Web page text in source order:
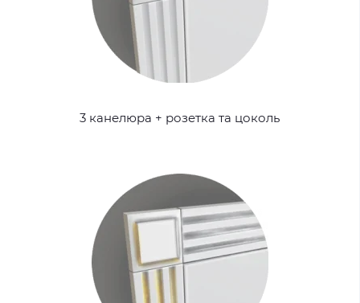
3 канелюра + розетка та цоколь